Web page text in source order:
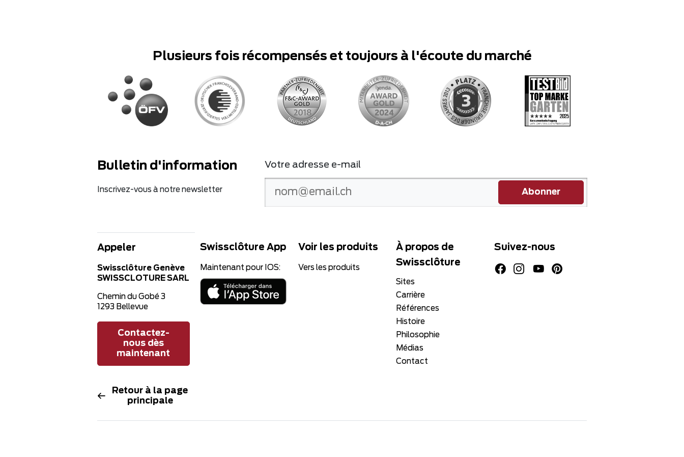
Plusieurs fois récompensés et toujours à l'écoute du marché
Bulletin d'information
Inscrivez-vous à notre newsletter
Votre adresse e-mail
Abonner
Appeler
Swissclôture Genève
SWISSCLOTURE SARL
Chemin du Gobé 3
1293 Bellevue
Contactez-
nous dès
maintenant
Retour à la page
principale
Swissclôture App
Maintenant pour IOS:
Voir les produits
Vers les produits
À propos de
Swissclôture
Sites
Carrière
Références
Histoire
Philosophie
Médias
Contact
Suivez-nous